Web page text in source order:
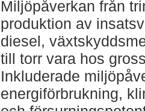
Miljöpåverkan från
produktion av
diesel,
till torr vara hos
Inkluderade
energiförbrukning,